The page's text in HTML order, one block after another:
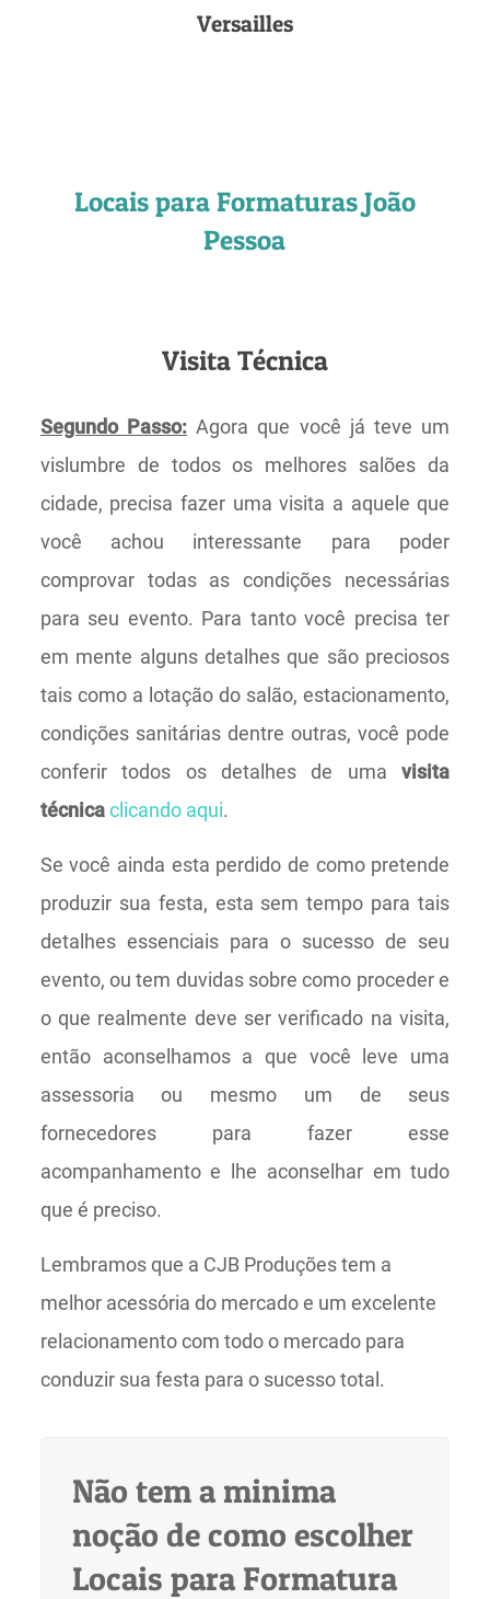
Versailles
Locais para Formaturas João
Pessoa
Visita Técnica
Segundo Passo: Agora que você já teve um
vislumbre de todos os melhores salões da
cidade, precisa fazer uma visita a aquele que
você achou interessante para poder
comprovar todas as condições necessárias
para seu evento. Para tanto você precisa ter
em mente alguns detalhes que são preciosos
tais como a lotação do salão, estacionamento,
condições sanitárias dentre outras, você pode
conferir todos os detalhes de umavisita
técnicaclicando aqui.
Se você ainda esta perdido de como pretende
produzir sua festa, esta sem tempo para tais
detalhes essenciais para o sucesso de seu
evento, ou tem duvidas sobre como proceder e
o que realmente deve ser verificado na visita,
então aconselhamos a que você leve uma
assessoria ou mesmo um de seus
fornecedores para fazer esse
acompanhamento e lhe aconselhar em tudo
que é preciso.
Lembramos que a CJB Produções tem a
melhor acessória do mercado e um excelente
relacionamento com todo o mercado para
conduzir sua festa para o sucesso total.
Não tem a minima
noção de como escolher
Locais para Formatura